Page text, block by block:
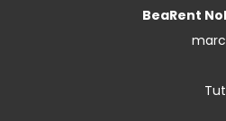
BeaRent